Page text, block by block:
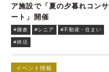
ア施設で「夏の夕暮れコンサ
ート」開催
#鎌倉 #シニア #不動産・住まい
#終活
イベント情報